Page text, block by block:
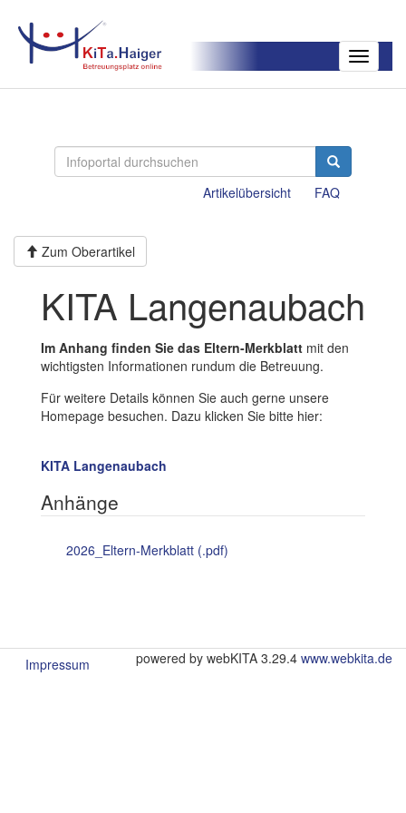
Toggle
FAQ
Artikelübersicht
Zum Oberartikel
KITA Langenaubach
Im Anhang finden Sie das Eltern-Merkblatt mit den
wichtigsten Informationen rundum die Betreuung.
Für weitere Details können Sie auch gerne unsere
Homepage besuchen. Dazu klicken Sie bitte hier:
KITA Langenaubach
Anhänge
2026_Eltern-Merkblatt (.pdf)
Impressum powered by webKITA 3.29.4 www.webkita.de